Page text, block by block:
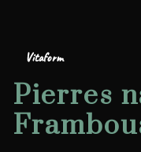
Vitaform
Pierres naturelles à